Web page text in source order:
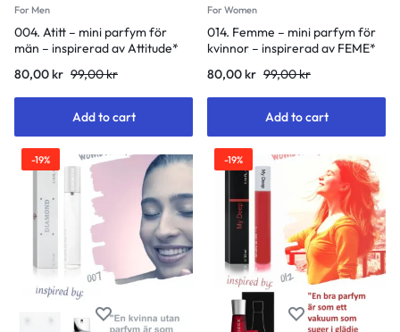
For Men
004. Atitt – mini parfym för
män – inspirerad av Attitude*
80,00kr 99,00kr
Add to cart
For Women
014. Femme – mini parfym för
kvinnor – inspirerad av FEME*
80,00kr 99,00kr
Add to cart
-19% -19%